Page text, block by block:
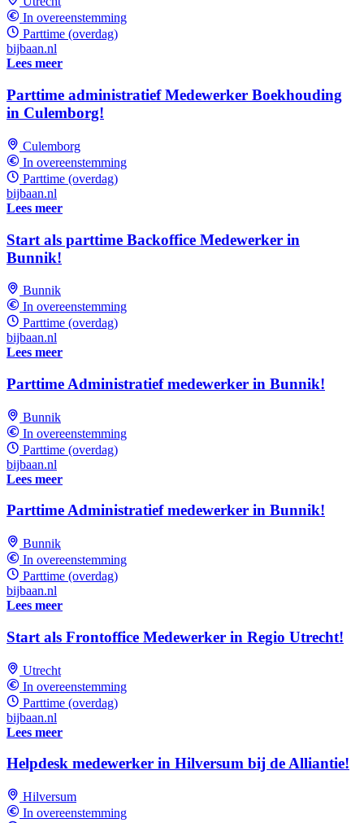
In overeenstemming
Parttime (overdag)
bijbaan.nl
Lees meer
Parttime administratief Medewerker Boekhouding
in Culemborg!
Culemborg
In overeenstemming
Parttime (overdag)
bijbaan.nl
Lees meer
Start als parttime Backoffice Medewerker in
Bunnik!
Bunnik
In overeenstemming
Parttime (overdag)
bijbaan.nl
Lees meer
Parttime Administratief medewerker in Bunnik!
Bunnik
In overeenstemming
Parttime (overdag)
bijbaan.nl
Lees meer
Parttime Administratief medewerker in Bunnik!
Bunnik
In overeenstemming
Parttime (overdag)
bijbaan.nl
Lees meer
Start als Frontoffice Medewerker in Regio Utrecht!
Utrecht
In overeenstemming
Parttime (overdag)
bijbaan.nl
Lees meer
Helpdesk medewerker in Hilversum bij de Alliantie!
Hilversum
In overeenstemming